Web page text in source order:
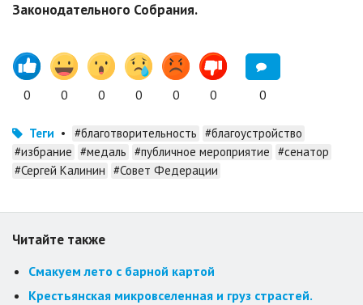
Законодательного Собрания.
0 0 0 0 0 0 0
Теги • #благотворительность #благоустройство
#избрание #медаль #публичное мероприятие #сенатор
#Сергей Калинин #Совет Федерации
Читайте также
Смакуем лето с барной картой
Крестьянская микровселенная и груз страстей.